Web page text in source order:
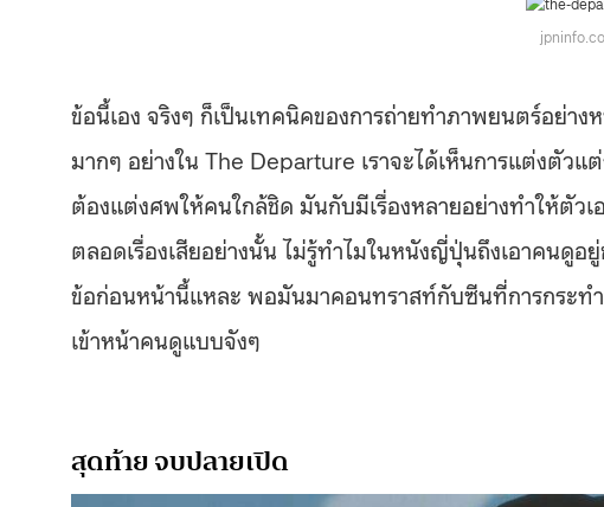
ข้อนี้เอง จริงๆ ก็เป็นเทคนิคของการถ่ายทำภาพยนตร์อย่าง
มากๆ อย่างใน The Departure เราจะได้เห็นการแต่งตั
ต้องแต่งศพให้คนใกล้ชิด มันกับมีเรื่องหลายอย่างทำให้ตัว
ตลอดเรื่องเสียอย่างนั้น ไม่รู้ทำไมในหนังญี่ปุ่นถึงเอาคนดู
ข้อก่อนหน้านี้แหละ พอมันมาคอนทราสท์กับซีนที่การกระท
เข้าหน้าคนดูแบบจังๆ
สุดท้าย จบปลายเปิด